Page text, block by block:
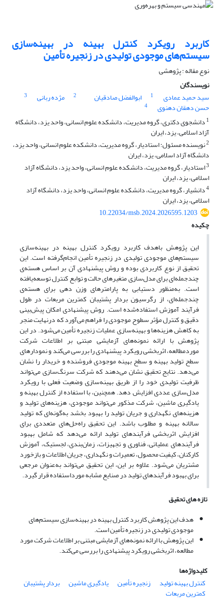
کاربرد رویکرد کنترل بهینه در بهینه‌سازی
سیستم‌های موجودی تولیدی در زنجیره تأمین
نوع مقاله : پژوهشی
نویسندگان
سید حمید عمادی
1 ابوالفضل صادقیان 2 مژده ربانی 3
حسن دهقان دهنوی
4
1 دانشجوی دکتری، گروه مدیریت، دانشکده علوم انسانی، واحد یزد، دانشگاه
آزاد اسلامی، یزد، ایران
2نویسنده مسئول: استادیار، گروه مدیریت، دانشکده علوم انسانی، واحد یزد،
دانشگاه آزاد اسلامی، یزد، ایران
3استادیار، گروه مدیریت، دانشکده علوم انسانی، واحد یزد، دانشگاه آزاد
اسلامی، یزد، ایران
4دانشیار، گروه مدیریت، دانشکده علوم انسانی، واحد یزد، دانشگاه آزاد
اسلامی، یزد، ایران
10.22034/msb.2024.2026595.1203
چکیده
این پژوهش باهدف کاربرد رویکرد کنترل بهینه در بهینه‌سازی
سیستم‌های موجودی تولیدی در زنجیره تأمین انجام‌گرفته است. این
تحقیق از نوع کاربردی بوده و روش پیشنهادی آن بر اساس هسته‌ی
چندجمله‌ای برای مدل‌سازی متغیرهای حالت و توابع کنترل توسعه‌یافته
است. به‌منظور دستیابی به پارامترهای وزن دهی برای هسته‌ی
چندجمله‌ای، از رگرسیون بردار پشتیبان کمترین مربعات در طول
فرآیند آموزش استفاده‌شده است. روش پیشنهادی امکان پیش‌بینی
دقیق و کنترل مؤثر سطوح موجودی را فراهم می‌آورد که درنهایت منجر
به کاهش هزینه‌ها و بهینه‌سازی عملیات زنجیره تأمین می‌شود. در این
پژوهش با ارائه نمونه‌های آزمایشی مبتنی بر اطلاعات شرکت
موردمطالعه، اثربخشی رویکرد پیشنهادی را بررسی می‌کند و نمودارهای
سطح تولید بهینه و سطح بهینه موجودی فروشنده و خریدار را نشان
می‌دهد. نتایج تحقیق نشان می‌دهند که شرکت سرنگ‌سازی می‌تواند
ظرفیت تولیدی خود را از طریق بهینه‌سازی وضعیت فعلی با رویکرد
مدل‌سازی عددی افزایش دهد. همچنین، با استفاده از کنترل بهینه و
یادگیری ماشین، شرکت مذکور می‌تواند موجودی، هزینه‌های تولید و
هزینه‌های نگهداری و جریان تولید را بهبود بخشد به‌گونه‌ای که تولید
سالانه بهینه و مطلوب باشد. این تحقیق راه‌حل‌های متعددی برای
افزایش اثربخشی فرآیندهای تولید ارائه می‌دهد که شامل بهبود
فرآیندهای عملیاتی، فناوری و تجهیزات، زمان‌بندی، لجستیک، آموزش
کارکنان، کیفیت محصول، تعمیرات و نگهداری، جریان اطلاعات و بازخورد
مشتریان می‌شود. علاوه بر این، این تحقیق می‌تواند به‌عنوان مرجعی
برای بهبود فرآیندهای تولید در صنایع مشابه مورداستفاده قرار گیرد.
تازه های تحقیق
هدف این پژوهش کاربرد کنترل بهینه در بهینه‌سازی سیستم‌های
موجودی تولیدی در زنجیره تأمین است.
این پژوهش با ارائه نمونه‌های آزمایشی مبتنی بر اطلاعات شرکت مورد
مطالعه، اثربخشی رویکرد پیشنهادی را بررسی می‌کند.
کلیدواژه‌ها
کنترل بهینه تولید
زنجیره‌ تأمین یادگیری ماشین بردار پشتیبان
کمترین مربعات